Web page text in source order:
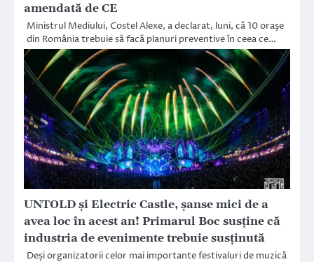
amendată de CE
Ministrul Mediului, Costel Alexe, a declarat, luni, că 10 oraşe
din România trebuie să facă planuri preventive în ceea ce…
UNTOLD și Electric Castle, șanse mici de a
avea loc în acest an! Primarul Boc susține că
industria de evenimente trebuie susținută
Deși organizatorii celor mai importante festivaluri de muzică